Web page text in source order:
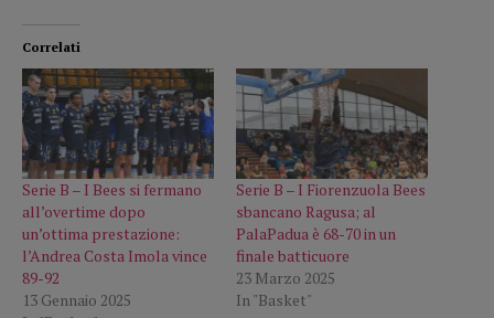
Correlati
Serie B – I Bees si fermano
all’overtime dopo
un’ottima prestazione:
l’Andrea Costa Imola vince
89-92
13 Gennaio 2025
Serie B – I Fiorenzuola Bees
sbancano Ragusa; al
PalaPadua è 68-70 in un
finale batticuore
23 Marzo 2025
In "Basket"